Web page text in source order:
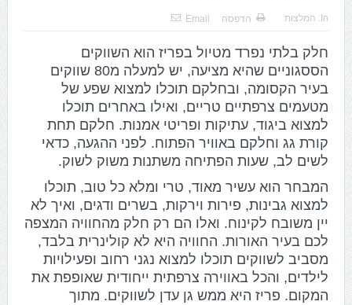
In: המלצות הדפסה Email
חלק בלתי נפרד מטיול בפריז הוא השווקים
הססגוניים שהיא מציעה, יש למעלה מ80 שווקים
בעיר הקסומה, ובחלקם תוכלו למצוא שפע של
מטעמים צרפתיים טריים, ואילו באחרים תוכלו
למצוא ביגוד, עתיקות ופריטי אמנות. חלקם תחת
קורת גג וחלקם באוויר הפתוח. לפני ההגעה, כדאי
לשים לב, שעות הפתיחה משתנות משוק לשוק.
המבחר הוא עשיר מאוד, טרי ומלא כל טוב, תוכלו
למצוא גבינות, פירות וירקות, בשרים ודגים, ואיך לא
יין משובח לקינוח. ואלו הם רק חלק מהחוויה המצפה
לכם בעיר האורות. החוויה היא לא קולינרית בלבד,
מסביב לשווקים תוכלו למצוא נגני רחוב ופעילויות
לילדים, והכל באווירה צרפתית ייחודית שאופפת את
המקום. פריז היא ממש גן עדן לשווקים. מתוך